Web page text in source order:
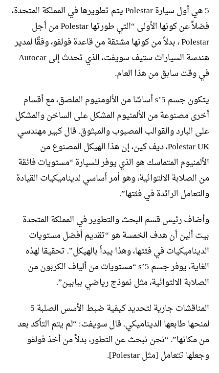
5 هي أول سيارة Polestar يتم تطويرها في المملكة المتحدة،
فضلاً عن كونها الأولى “التي طورتها Polestar من أجل
Polestar ، بدلاً من كونها مشتقة من قاعدة فولفو، وفقًا لمدير
هندسة السيارات ستيف سويفت، الذي تحدث إلى Autocar
في وقت سابق من هذا العام.
يتكون جسم 5’s أساسًا من الألومنيوم الملصق، مع أقسام
أخرى مصنوعة من الألمنيوم المشكل على الساخن والمشكل
على البارد والقوالب المصبوب والمبثوق. قال كبير مهندسي
Polestar UK، ديف كين، إن هذا الهيكل المصنوع من
الألمنيوم المتماسك هو الذي يوفر للسيارة “مستويات فائقة
من الصلابة الالتوائية، وهو أمر أساسي لديناميكيات القيادة
والتعامل الرائدة في فئتها”.
وأضاف رئيس قسم البحث والتطوير في المملكة المتحدة
بيت ألين أن هدف الخمسة هو “تقديم أفضل مستويات
الديناميكيات في فئتها، وهذا يبدأ بالهيكل”. تحقيقا لهذه
الغاية، يوفر جسم 5’s “مستويات من ألياف الكربون من
الصلابة الالتوائية، مثل نموذج رياضي ببابين”.
المناقشات جارية لتحديد كيفية ضبط الأسس الصلبة 5
لمنحها طابعها الديناميكي. قال سويفت: “لم يتم التأكد بعد
من مكانها”. “نحن نبحث عن التطور، بدلاً من أخذ فولفو
وجعلها تتعامل [مثل Polestar].